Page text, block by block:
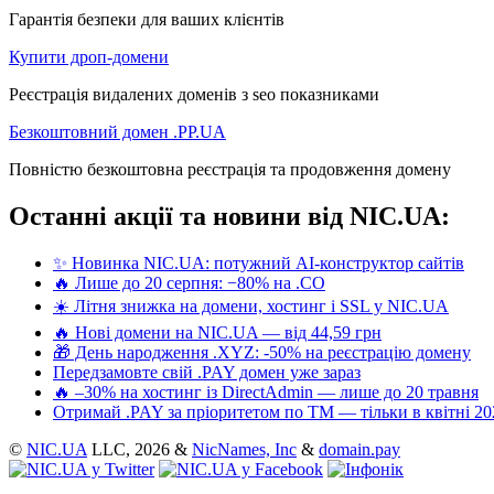
Гарантія безпеки для ваших клієнтів
Купити дроп-домени
Реєстрація видалених доменів з seo показниками
Безкоштовний домен .PP.UA
Повністю безкоштовна реєстрація та продовження домену
Останні акції та новини від NIC.UA:
✨ Новинка NIC.UA: потужний AI-конструктор сайтів
🔥 Лише до 20 серпня: −80% на .CO
☀️ Літня знижка на домени, хостинг і SSL у NIC.UA
🔥 Нові домени на NIC.UA — від 44,59 грн
🎁 День народження .XYZ: -50% на реєстрацію домену
Передзамовте свій .PAY домен уже зараз
🔥 –30% на хостинг із DirectAdmin — лише до 20 травня
Отримай .PAY за пріоритетом по ТМ — тільки в квітні
© NIC.UA LLC, 2026 & NicNames, Inc & domain.pay